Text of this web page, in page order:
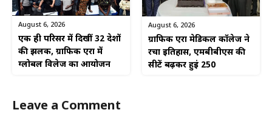
August 6, 2026
एक ही परिसर में दिखीं 32 देशों
की झलक, ग्राफिक एरा में
ग्लोबल विलेज का आयोजन
August 6, 2026
ग्राफिक एरा मेडिकल कॉलेज ने
रचा इतिहास, एमबीबीएस की
सीटें बढ़कर हुईं 250
Leave a Comment